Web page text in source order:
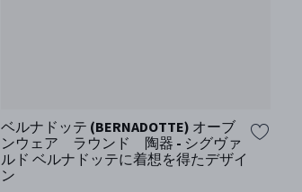
ベルナドッテ (BERNADOTTE) オーブ
ンウェア ラウンド 陶器 - シグヴァ
ルド ベルナドッテに着想を得たデザイ
ン